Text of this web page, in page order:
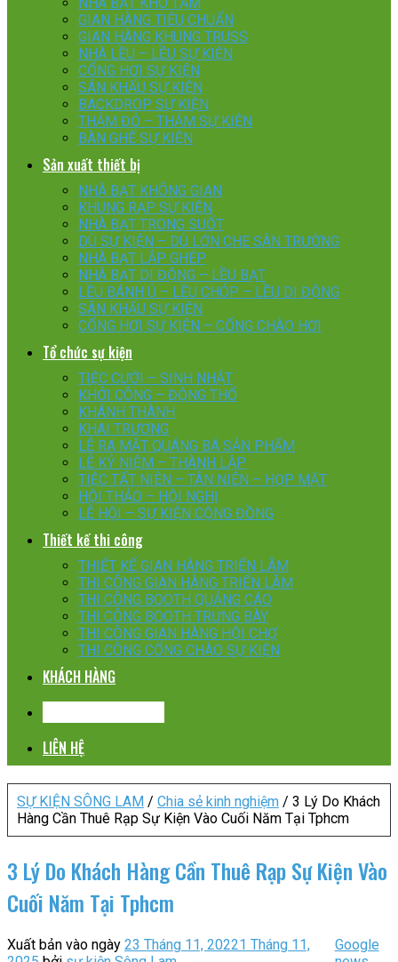
GIAN HÀNG TIÊU CHUẨN
GIAN HÀNG KHUNG TRUSS
NHÀ LỀU – LỀU SỰ KIỆN
CỔNG HƠI SỰ KIỆN
SÂN KHẤU SỰ KIỆN
BACKDROP SỰ KIỆN
THẢM ĐỎ – THẢM SỰ KIỆN
BÀN GHẾ SỰ KIỆN
Sản xuất thiết bị
NHÀ BẠT KHÔNG GIAN
KHUNG RẠP SỰ KIỆN
NHÀ BẠT TRONG SUỐT
DÙ SỰ KIỆN – DÙ LỚN CHE SÂN TRƯỜNG
NHÀ BẠT LẮP GHÉP
NHÀ BẠT DI ĐỘNG – LỀU BẠT
LỀU BÁNH Ú – LỀU CHÓP – LỀU DI ĐỘNG
SÂN KHẤU SỰ KIỆN
CỔNG HƠI SỰ KIỆN – CỔNG CHÀO HƠI
Tổ chức sự kiện
TIỆC CƯỚI – SINH NHẬT
KHỞI CÔNG – ĐỘNG THỔ
KHÁNH THÀNH
KHAI TRƯƠNG
LỄ RA MẮT QUÁNG BÁ SẢN PHẨM
LỄ KỶ NIỆM – THÀNH LẬP
TIỆC TẤT NIÊN – TÂN NIÊN – HỌP MẶT
HỘI THẢO – HỘI NGHỊ
LỄ HỘI – SỰ KIỆN CỘNG ĐỒNG
Thiết kế thi công
THIẾT KẾ GIAN HÀNG TRIỂN LÃM
THI CÔNG GIAN HÀNG TRIỂN LÃM
THI CÔNG BOOTH QUẢNG CÁO
THI CÔNG BOOTH TRƯNG BÀY
THI CÔNG GIAN HÀNG HỘI CHỢ
THI CÔNG CỔNG CHÀO SỰ KIỆN
KHÁCH HÀNG
LIÊN HỆ
SỰ KIỆN SÔNG LAM / Chia sẻ kinh nghiệm / 3 Lý Do Khách
Hàng Cần Thuê Rạp Sự Kiện Vào Cuối Năm Tại Tphcm
3 Lý Do Khách Hàng Cần Thuê Rạp Sự Kiện Vào
Cuối Năm Tại Tphcm
Xuất bản vào ngày 23 Tháng 11, 20221 Tháng 11,
Google